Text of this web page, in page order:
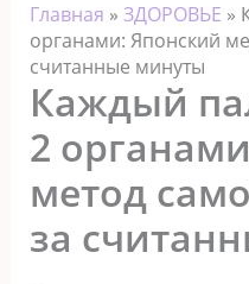
Главная » ЗДОРОВЬЕ »
органами: Японский
считанные минуты
Каждый
2
метод
за